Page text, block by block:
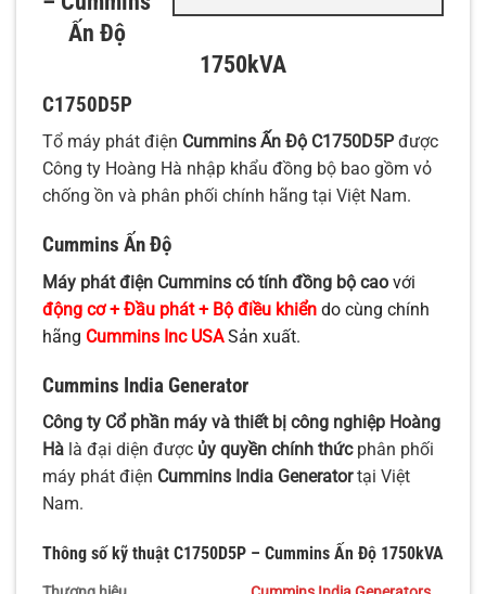
Ấn Độ
1750kVA
C1750D5P
Tổ máy phát điện Cummins Ấn Độ C1750D5Pđược
Công ty Hoàng Hà nhập khẩu đồng bộ bao gồm vỏ
chống ồn và phân phối chính hãng tại Việt Nam.
Cummins Ấn Độ
Máy phát điện Cummins có tính đồng bộ cao với
động cơ + Đầu phát + Bộ điều khiển do cùng chính
hãng Cummins Inc USASản xuất.
Cummins India Generator
Công ty Cổ phần máy và thiết bị công nghiệp Hoàng
Hà là đại diện được ủy quyền chính thứcphân phối
máy phát điện Cummins India Generatortại Việt
Nam.
Thông số kỹ thuật C1750D5P – Cummins Ấn Độ 1750kVA